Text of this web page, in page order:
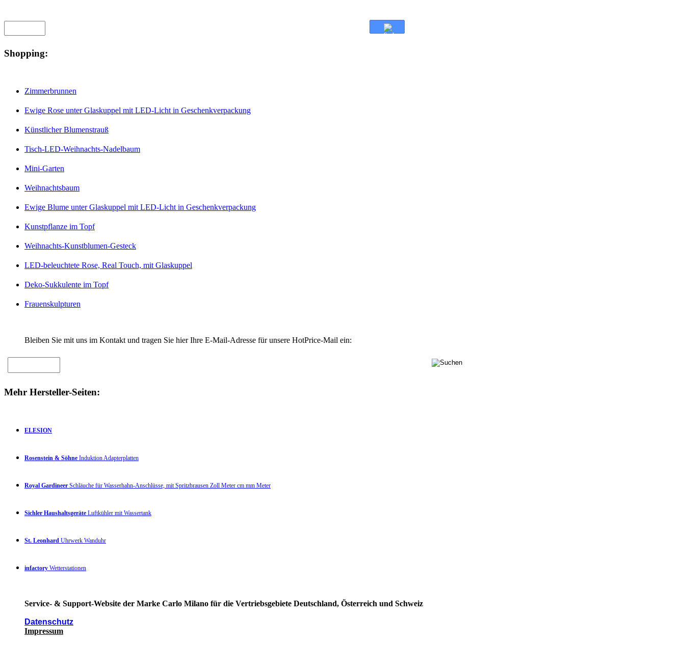
Shopping:
Zimmerbrunnen
Ewige Rose unter Glaskuppel mit LED-Licht in Geschenkverpackung
Künstlicher Blumenstrauß
Tisch-LED-Weihnachts-Nadelbaum
Mini-Garten
Weihnachtsbaum
Ewige Blume unter Glaskuppel mit LED-Licht in Geschenkverpackung
Kunstpflanze im Topf
Weihnachts-Kunstblumen-Gesteck
LED-beleuchtete Rose, Real Touch, mit Glaskuppel
Deko-Sukkulente im Topf
Frauenskulpturen
Bleiben Sie mit uns im Kontakt und tragen Sie hier Ihre E-Mail-Adresse für unsere HotPrice-Mail ein:
Mehr Hersteller-Seiten:
ELESION
Rosenstein & Söhne Induktion Adapterplatten
Royal Gardineer Schläuche für Wasserhahn-Anschlüsse, mit Spritzbrausen Zoll Meter cm mm Meter
Sichler Haushaltsgeräte Luftkühler mit Wassertank
St. Leonhard Uhrwerk Wanduhr
infactory Wetterstationen
Service- & Support-Website der Marke Carlo Milano für die Vertriebsgebiete Deutschland, Österreich und Schweiz
Datenschutz
Impressum